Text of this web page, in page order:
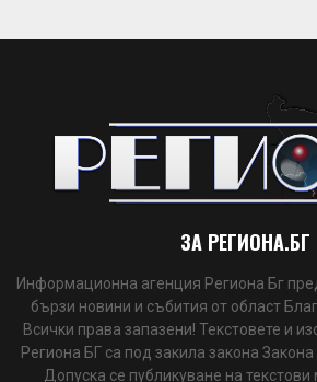
ЗА РЕГИОНА.БГ
Информационна агенция Региона Бг
бързи новини и събития от област
Всички права запазени! Текстовете и
Региона БГ са под закила закона Закона
Допуска се публикуване на